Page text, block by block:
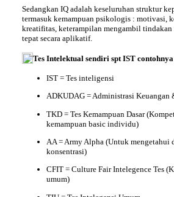
Sedangkan IQ adalah keseluruhan struktur
termasuk kemampuan psikologis : motivasi,
kreatifitas, keterampilan mengambil
tepat secara aplikatif.
Tes Intelektual sendiri spt IST
IST = Tes inteligensi
ADKUDAG = Administrasi Keuangan
TKD = Tes Kemampuan Dasar
kemampuan basic individu)
AA = Army Alpha (Untuk mengetahui
konsentrasi)
CFIT = Culture Fair Intelegence Tes
umum)